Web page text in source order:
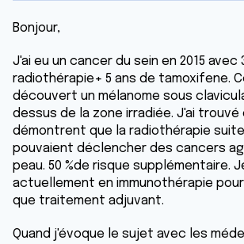
Bonjour,
J'ai eu un cancer du sein en 2015 avec
radiothérapie+ 5 ans de tamoxifene.
découvert un mélanome sous
dessus de la zone irradiée. J'ai
démontrent que la radiothérapie
pouvaient déclencher des cancers
peau. 50 %de risque supplémentaire.
actuellement en immunothérapie
que traitement adjuvant.
Quand j'évoque le sujet avec les